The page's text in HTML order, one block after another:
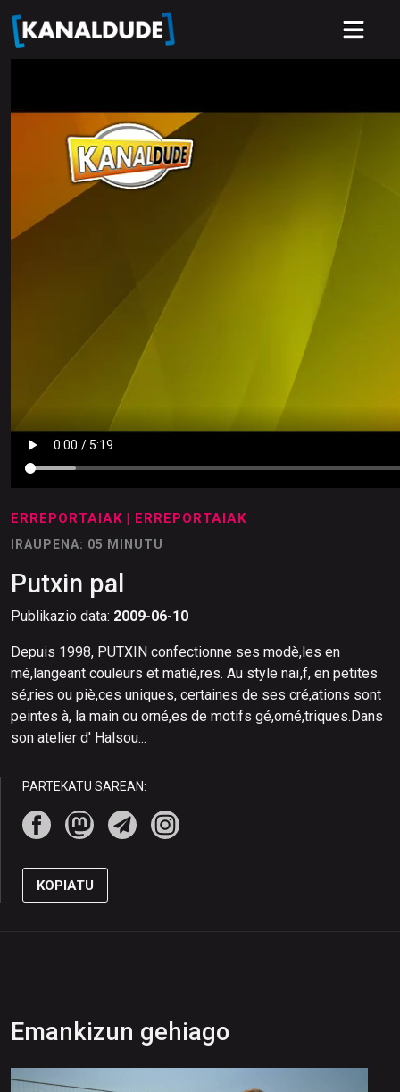
ERREPORTAIAK | ERREPORTAIAK
IRAUPENA: 05 MINUTU
Putxin pal
Publikazio data: 2009-06-10
Depuis 1998, PUTXIN confectionne ses modè,les en
mé,langeant couleurs et matiè,res. Au style naï,f, en petites
sé,ries ou piè,ces uniques, certaines de ses cré,ations sont
peintes à, la main ou orné,es de motifs gé,omé,triques.Dans
son atelier d' Halsou...
PARTEKATU SAREAN:
KOPIATU
Emankizun gehiago